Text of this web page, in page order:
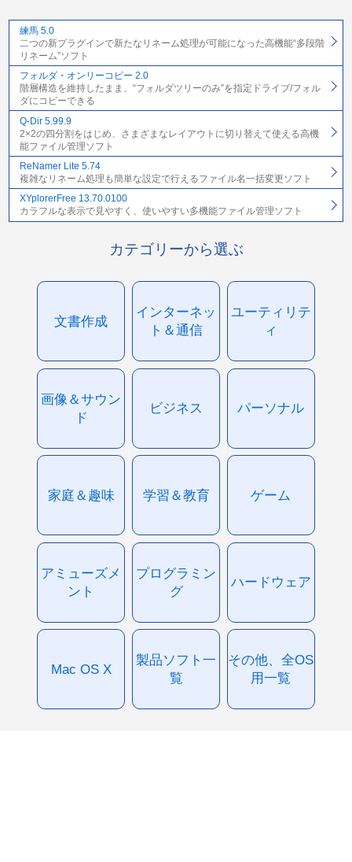
練馬 5.0
二つの新プラグインで新たなリネーム処理が可能になった高機能“多段階
リネーム”ソフト
フォルダ・オンリーコピー 2.0
階層構造を維持したまま、“フォルダツリーのみ”を指定ドライブ/フォル
ダにコピーできる
Q-Dir 5.99.9
2×2の四分割をはじめ、さまざまなレイアウトに切り替えて使える高機
能ファイル管理ソフト
ReNamer Lite 5.74
複雑なリネーム処理も簡単な設定で行えるファイル名一括変更ソフト
XYplorerFree 13.70.0100
カラフルな表示で見やすく、使いやすい多機能ファイル管理ソフト
カテゴリーから選ぶ
文書作成
インターネッ
ト＆通信
ユーティリテ
ィ
画像＆サウン
ド
ビジネス パーソナル
家庭＆趣味 学習＆教育 ゲーム
アミューズメ
ント
プログラミン
グ
ハードウェア
Mac OS X
製品ソフト一
覧
その他、全OS
用一覧